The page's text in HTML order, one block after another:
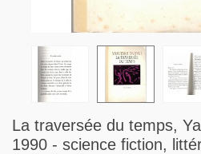
La traversée du temps,
1990 - science fiction,